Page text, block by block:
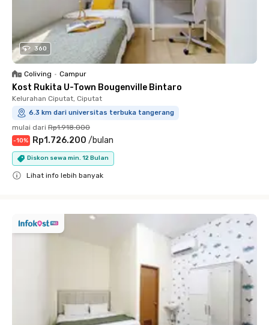
360
Coliving • Campur
Kost Rukita U-Town Bougenville Bintaro
Kelurahan Ciputat, Ciputat
6.3 km dari universitas terbuka tangerang
mulai dari Rp1.918.000
-10% Rp1.726.200 /bulan
Diskon sewa min. 12 Bulan
Lihat info lebih banyak